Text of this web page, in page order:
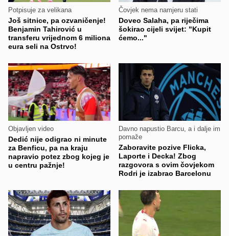
Potpisuje za velikana
Još sitnice, pa ozvaničenje!
Benjamin Tahirović u
transferu vrijednom 6 miliona
eura seli na Ostrvo!
Čovjek nema namjeru stati
Doveo Salaha, pa riječima
šokirao cijeli svijet: "Kupit
ćemo..."
Objavljen video
Dedić nije odigrao ni minute
za Benficu, pa na kraju
napravio potez zbog kojeg je
u centru pažnje!
Davno napustio Barcu, a i dalje im
pomaže
Zaboravite pozive Flicka,
Laporte i Decka! Zbog
razgovora s ovim čovjekom
Rodri je izabrao Barcelonu